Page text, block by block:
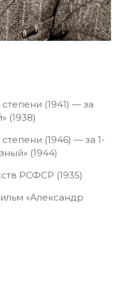
(1941) — за
(1938)
(1946) — за 1-
(1944)
РСФСР (1935)
«Александр